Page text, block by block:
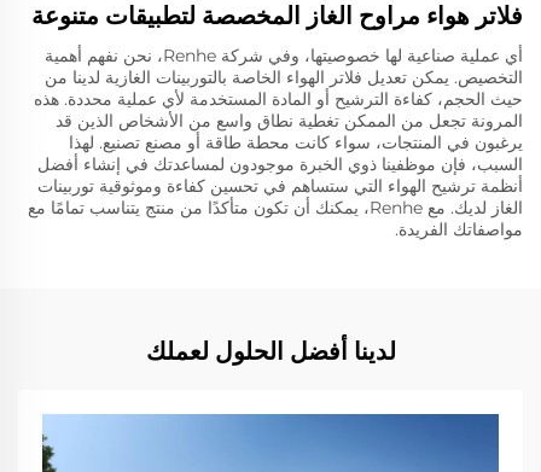
فلاتر هواء مراوح الغاز المخصصة لتطبيقات متنوعة
أي عملية صناعية لها خصوصيتها، وفي شركة Renhe، نحن نفهم أهمية
التخصيص. يمكن تعديل فلاتر الهواء الخاصة بالتوربينات الغازية لدينا من
حيث الحجم، كفاءة الترشيح أو المادة المستخدمة لأي عملية محددة. هذه
المرونة تجعل من الممكن تغطية نطاق واسع من الأشخاص الذين قد
يرغبون في المنتجات، سواء كانت محطة طاقة أو مصنع تصنيع. لهذا
السبب، فإن موظفينا ذوي الخبرة موجودون لمساعدتك في إنشاء أفضل
أنظمة ترشيح الهواء التي ستساهم في تحسين كفاءة وموثوقية توربينات
الغاز لديك. مع Renhe، يمكنك أن تكون متأكدًا من منتج يتناسب تمامًا مع
مواصفاتك الفريدة.
لدينا أفضل الحلول لعملك